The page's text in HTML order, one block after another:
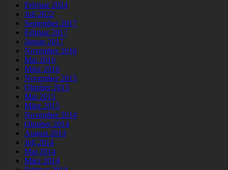
Februar 2024
Juli 2022
September 2017
Februar 2017
Januar 2017
November 2016
Mai 2016
März 2016
November 2015
Oktober 2015
Mai 2015
März 2015
November 2014
Oktober 2014
August 2014
Juli 2014
Mai 2014
März 2014